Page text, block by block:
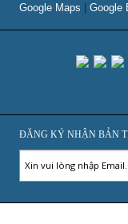
Google Maps Google
ĐĂNG KÝ NHẬN BẢN